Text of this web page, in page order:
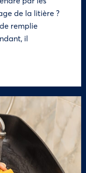
de la litière ?
remplie
il